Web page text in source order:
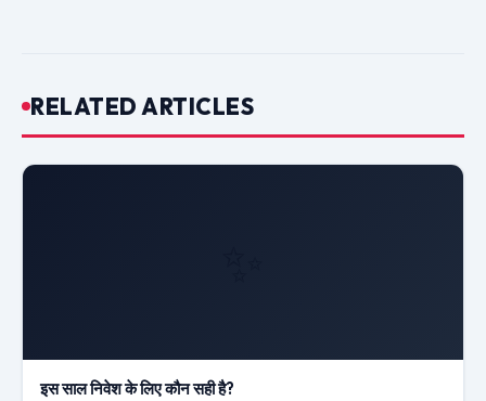
RELATED ARTICLES
इस साल निवेश के लिए कौन सही है?